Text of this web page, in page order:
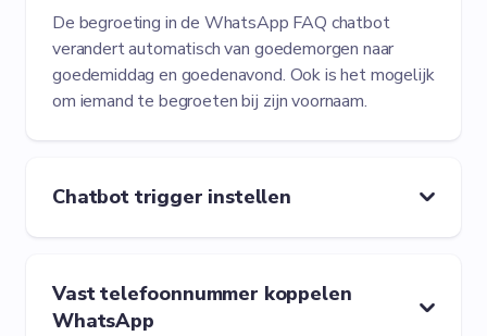
De begroeting in de WhatsApp FAQ chatbot
verandert automatisch van goedemorgen naar
goedemiddag en goedenavond. Ook is het mogelijk
om iemand te begroeten bij zijn voornaam.
Chatbot trigger instellen
Vast telefoonnummer koppelen
WhatsApp